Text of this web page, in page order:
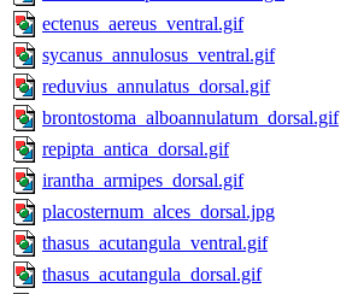
ectenus_aereus_ventral.gif
sycanus_annulosus_ventral.gif
reduvius_annulatus_dorsal.gif
brontostoma_alboannulatum_dorsal.gif
repipta_antica_dorsal.gif
irantha_armipes_dorsal.gif
placosternum_alces_dorsal.jpg
thasus_acutangula_ventral.gif
thasus_acutangula_dorsal.gif